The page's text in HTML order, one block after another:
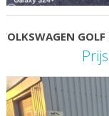
VOLKSWAGEN